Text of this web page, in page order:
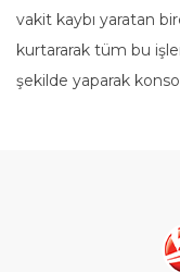
vakit kaybı yaratan
kurtararak tüm bu
şekilde yaparak